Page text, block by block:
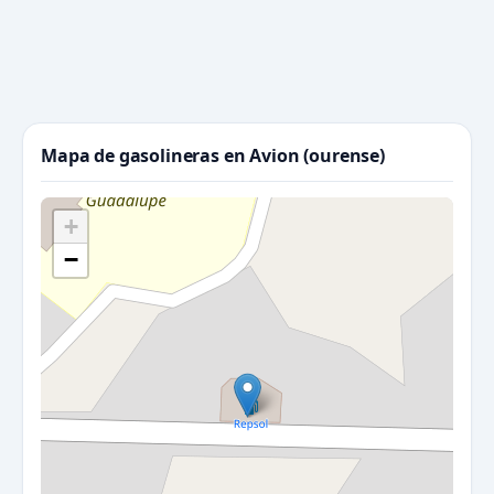
Mapa de gasolineras en Avion (ourense)
+
−